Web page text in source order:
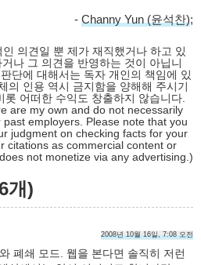
- Channy Yun (윤석찬);
의견일 뿐 제가 재직했거나 하고 있
나 그 의견을 반영하는 것이 아닙니
단에 대해서는 독자 개인의 책임에 있
의 인용 역시 금지함을 양해해 주시기
어떠한 수익도 창출하지 않습니다.
are my own and do not necessarily
employers. Please note that you
judgment on checking facts for your
citations as commercial content or
not monetize via any advertising.)
개)
2008년 10월 16일, 7:08 오전
폐쇄 모드. 웹을 본다면 솔직히 저런